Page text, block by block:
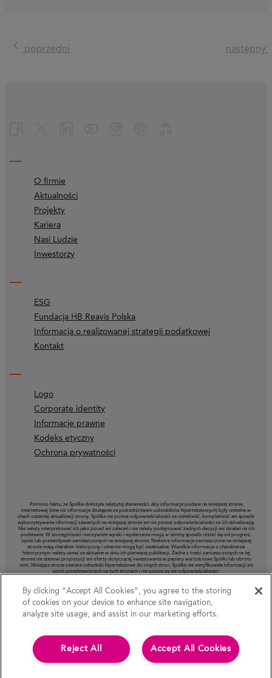
poprzedni następny
O firmie
Aktualności
Projekty
Kariera
Nasi Ludzie
Inwestorzy
ESG
Fundacja HB Reavis Polska
Informacja o realizowanej strategii podatkowej
Kontakt
Logo
Corporate identity
Informacje prawne
Kodeks etyczny
Ochrona prywatności
Pomimo faktu, że Spółka dołożyła należytej staranności, aby informacje podane na niniejszej stronie
internetowej (inne niż informacje dostępne za pośrednictwem odnośników hipertekstowych) były rzetelne w
chwili ostatniej aktualizacji strony, Spółka nie ponosi odpowiedzialności za rzetelność, kompletność ani sposób
wykorzystywania informacji zawartych na niniejszej stronie ani nie ponosi odpowiedzialności za ich aktualizację.
Nie należy interpretować ich jako porad ani zaleceń i nie należy podejmować żadnych decyzji ani działań na ich
podstawie. W szczególności rzeczywiste wyniki i wydarzenia mogą w istotny sposób różnić się od prognoz,
opinii lub przewidywań zamieszczonych na niniejszej stronie. Niektóre informacje zamieszczone na niniejszej
stronie mają charakter historyczny i obecnie mogą być nieaktualne. Wszelkie informacje o charakterze
historycznym należy uznać za aktualne w dniu ich pierwszej publikacji. Żadna z treści zamieszczonych na tej
stronie nie stanowi propozycji ani oferty dotyczącej inwestowania w papiery wartościowe Spółki lub obrotu
nimi. Niniejsza strona zawiera odnośniki hipertekstowe do innych stron. Spółka nie weryfikowała informacji ani
opinii przedstawionych na tych stronach i nie ponosi za nie odpowiedzialności.
By clicking “Accept All Cookies”, you agree to the storing
of cookies on your device to enhance site navigation,
analyze site usage, and assist in our marketing efforts.
Accept All Cookies
Reject All